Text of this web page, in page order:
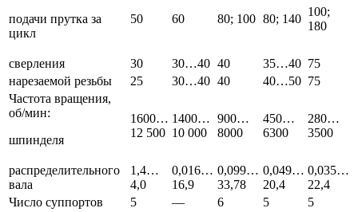
подачи прутка за
цикл
50 60 80; 100 80; 140
100;
180
сверления 30 30…40 40 35…40 75
нарезаемой резьбы
25 30…40 40 40…50 75
Частота вращения,
об/мин:
шпинделя
1600…
12 500
1400…
10 000
900…
8000
450…
6300
280…
3500
распределительного
вала
1,4…
4,0
0,016…
16,9
0,099…
33,78
0,049…
20,4
0,035…
22,4
Число суппортов
5 — 6 5
5